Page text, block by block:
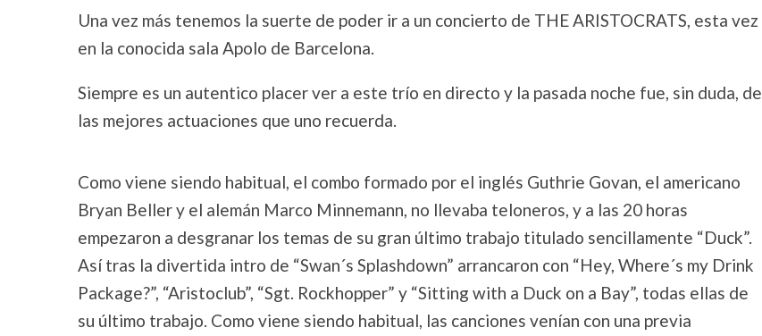
Una vez más tenemos la suerte de poder ir a un concierto de THE ARISTOCRATS, esta vez
en la conocida sala Apolo de Barcelona.
Siempre es un autentico placer ver a este trío en directo y la pasada noche fue, sin duda, de
las mejores actuaciones que uno recuerda.
Como viene siendo habitual, el combo formado por el inglés Guthrie Govan, el americano
Bryan Beller y el alemán Marco Minnemann, no llevaba teloneros, y a las 20 horas
empezaron a desgranar los temas de su gran último trabajo titulado sencillamente “Duck”.
Así tras la divertida intro de “Swan´s Splashdown” arrancaron con “Hey, Where´s my Drink
Package?”, “Aristoclub”, “Sgt. Rockhopper” y “Sitting with a Duck on a Bay”, todas ellas de
su último trabajo. Como viene siendo habitual, las canciones venían con una previa